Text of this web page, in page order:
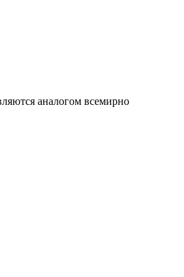
аналогом всемирно